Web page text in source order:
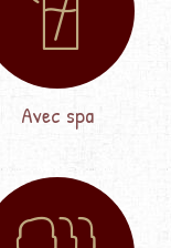
Avec spa